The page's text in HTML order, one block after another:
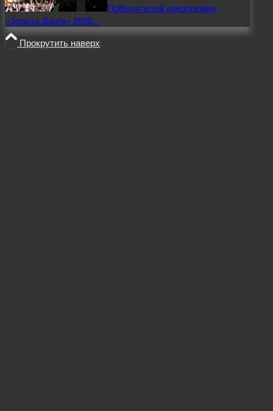
Победителей кинопремии
«Золота Дзиґа» 2020...
Прокрутить наверх